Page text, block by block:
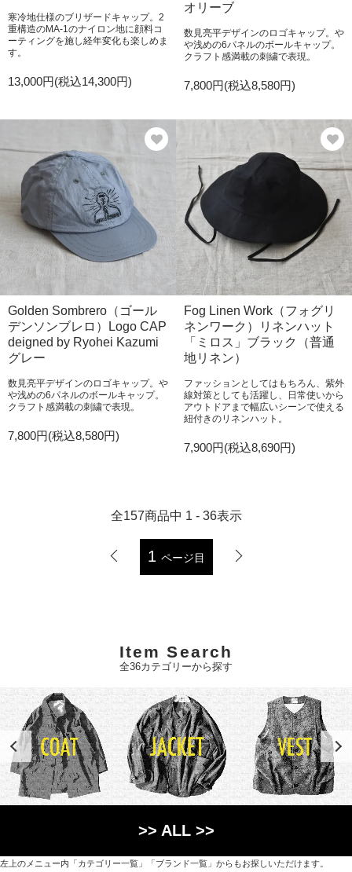
寒冷地仕様のブリザードキャップ。2
重構造のMA-1のナイロン地に顔料コ
ーティングを施し経年変化も楽しめま
す。
13,000円(税込14,300円)
オリーブ
数見亮平デザインのロゴキャップ。や
や浅めの6パネルのボールキャップ。
クラフト感満載の刺繍で表現。
7,800円(税込8,580円)
Golden Sombrero（ゴール
デンソンブレロ）Logo CAP
deigned by Ryohei Kazumi
グレー
数見亮平デザインのロゴキャップ。や
や浅めの6パネルのボールキャップ。
クラフト感満載の刺繍で表現。
7,800円(税込8,580円)
Fog Linen Work（フォグリ
ネンワーク）リネンハット
「ミロス」ブラック（普通
地リネン）
ファッションとしてはもちろん、紫外
線対策としても活躍し、日常使いから
アウトドアまで幅広いシーンで使える
紐付きのリネンハット。
7,900円(税込8,690円)
全157商品中 1 - 36表示
1 ページ目
Item Search
全36カテゴリーから探す
>> ALL >>
左上のメニュー内「カテゴリー一覧」「ブランド一覧」からもお探しいただけます。